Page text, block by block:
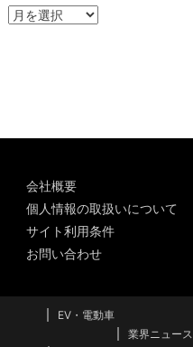
ア
会社概要
個人情報の取扱いについて
サイト利用条件
お問い合わせ
EV・電動車
業界ニュース